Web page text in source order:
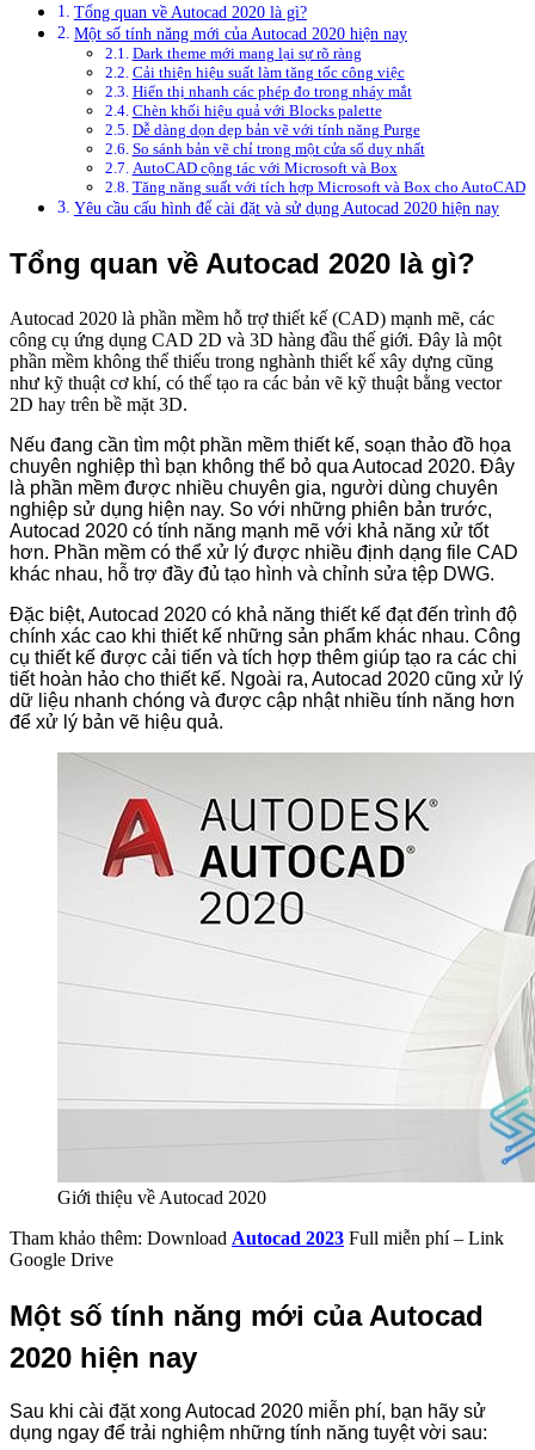
Tổng quan về Autocad 2020 là gì?
Một số tính năng mới của Autocad 2020 hiện nay
Dark theme mới mang lại sự rõ ràng
Cải thiện hiệu suất làm tăng tốc công việc
Hiển thị nhanh các phép đo trong nháy mắt
Chèn khối hiệu quả với Blocks palette
Dễ dàng dọn dẹp bản vẽ với tính năng Purge
So sánh bản vẽ chỉ trong một cửa sổ duy nhất
AutoCAD cộng tác với Microsoft và Box
Tăng năng suất với tích hợp Microsoft và Box cho AutoCAD
Yêu cầu cấu hình để cài đặt và sử dụng Autocad 2020 hiện nay
Tổng quan về Autocad 2020 là gì?
Autocad 2020 là phần mềm hỗ trợ thiết kế (CAD) mạnh mẽ, các
công cụ ứng dụng CAD 2D và 3D hàng đầu thế giới. Đây là một
phần mềm không thể thiếu trong nghành thiết kế xây dựng cũng
như kỹ thuật cơ khí, có thể tạo ra các bản vẽ kỹ thuật bằng vector
2D hay trên bề mặt 3D.
Nếu đang cần tìm một phần mềm thiết kế, soạn thảo đồ họa
chuyên nghiệp thì bạn không thể bỏ qua Autocad 2020. Đây
là phần mềm được nhiều chuyên gia, người dùng chuyên
nghiệp sử dụng hiện nay. So với những phiên bản trước,
Autocad 2020 có tính năng mạnh mẽ với khả năng xử tốt
hơn. Phần mềm có thể xử lý được nhiều định dạng file CAD
khác nhau, hỗ trợ đầy đủ tạo hình và chỉnh sửa tệp DWG.
Đặc biệt, Autocad 2020 có khả năng thiết kế đạt đến trình độ
chính xác cao khi thiết kế những sản phẩm khác nhau. Công
cụ thiết kế được cải tiến và tích hợp thêm giúp tạo ra các chi
tiết hoàn hảo cho thiết kế. Ngoài ra, Autocad 2020 cũng xử lý
dữ liệu nhanh chóng và được cập nhật nhiều tính năng hơn
để xử lý bản vẽ hiệu quả.
Giới thiệu về Autocad 2020
Tham khảo thêm: Download Autocad 2023 Full miễn phí – Link
Google Drive
Một số tính năng mới của Autocad
2020 hiện nay
Sau khi cài đặt xong Autocad 2020 miễn phí, bạn hãy sử
dụng ngay để trải nghiệm những tính năng tuyệt vời sau: